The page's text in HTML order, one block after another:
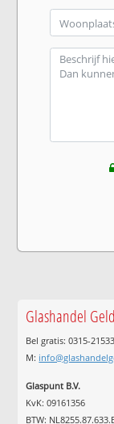
Glashandel
Bel gratis: 0315-
M:
Glaspunt B.V.
KvK: 09161356
BTW: